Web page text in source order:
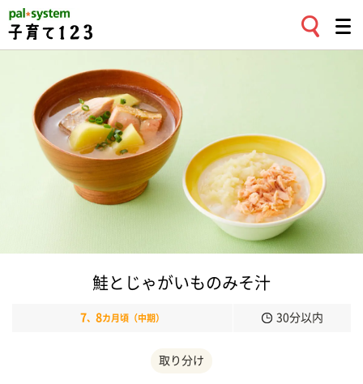
鮭とじゃがいものみそ汁
7、 8カ月頃（中期） 30分以内
取り分け